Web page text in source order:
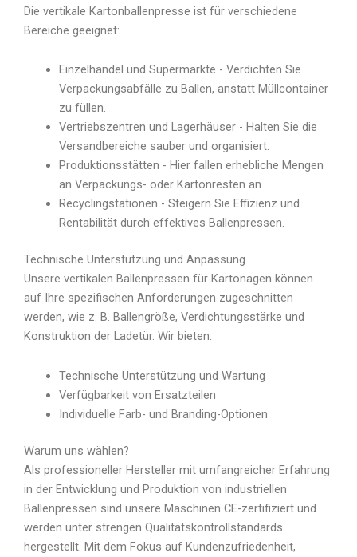
Die vertikale Kartonballenpresse ist für verschiedene
Bereiche geeignet:
Einzelhandel und Supermärkte - Verdichten Sie
Verpackungsabfälle zu Ballen, anstatt Müllcontainer
zu füllen.
Vertriebszentren und Lagerhäuser - Halten Sie die
Versandbereiche sauber und organisiert.
Produktionsstätten - Hier fallen erhebliche Mengen
an Verpackungs- oder Kartonresten an.
Recyclingstationen - Steigern Sie Effizienz und
Rentabilität durch effektives Ballenpressen.
Technische Unterstützung und Anpassung
Unsere vertikalen Ballenpressen für Kartonagen können
auf Ihre spezifischen Anforderungen zugeschnitten
werden, wie z. B. Ballengröße, Verdichtungsstärke und
Konstruktion der Ladetür. Wir bieten:
Technische Unterstützung und Wartung
Verfügbarkeit von Ersatzteilen
Individuelle Farb- und Branding-Optionen
Warum uns wählen?
Als professioneller Hersteller mit umfangreicher Erfahrung
in der Entwicklung und Produktion von industriellen
Ballenpressen sind unsere Maschinen CE-zertifiziert und
werden unter strengen Qualitätskontrollstandards
hergestellt. Mit dem Fokus auf Kundenzufriedenheit,